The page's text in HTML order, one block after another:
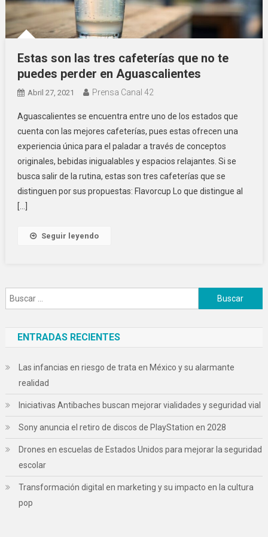
Estas son las tres cafeterías que no te
puedes perder en Aguascalientes
Abril 27, 2021 Prensa Canal 42
Aguascalientes se encuentra entre uno de los estados que
cuenta con las mejores cafeterías, pues estas ofrecen una
experiencia única para el paladar a través de conceptos
originales, bebidas inigualables y espacios relajantes. Si se
busca salir de la rutina, estas son tres cafeterías que se
distinguen por sus propuestas: Flavorcup Lo que distingue al
[…]
Seguir leyendo
Buscar:
ENTRADAS RECIENTES
Las infancias en riesgo de trata en México y su alarmante
realidad
Iniciativas Antibaches buscan mejorar vialidades y seguridad vial
Sony anuncia el retiro de discos de PlayStation en 2028
Drones en escuelas de Estados Unidos para mejorar la seguridad
escolar
Transformación digital en marketing y su impacto en la cultura
pop